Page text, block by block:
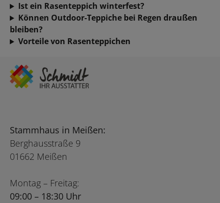
Ist ein Rasenteppich winterfest?
Können Outdoor-Teppiche bei Regen draußen
bleiben?
Vorteile von Rasenteppichen
Stammhaus in Meißen:
Berghausstraße 9
01662 Meißen
Montag – Freitag:
09:00 – 18:30 Uhr